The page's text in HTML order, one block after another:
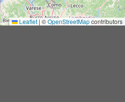
Leaflet|©OpenStreetMapcontributors